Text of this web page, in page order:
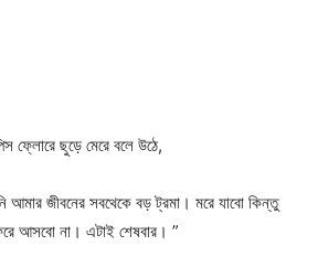
ফ্লোরে ছুড়ে মেরে বলে উঠে,
জীবনের সবথেকে বড় ট্রমা। মরে যাবো কিন্তু
আসবো না। এটাই শেষবার। ”